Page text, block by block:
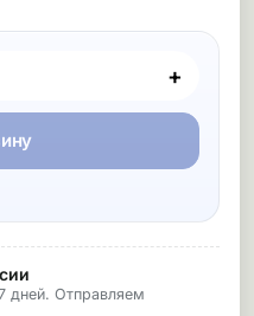
+
дней. Отправляем